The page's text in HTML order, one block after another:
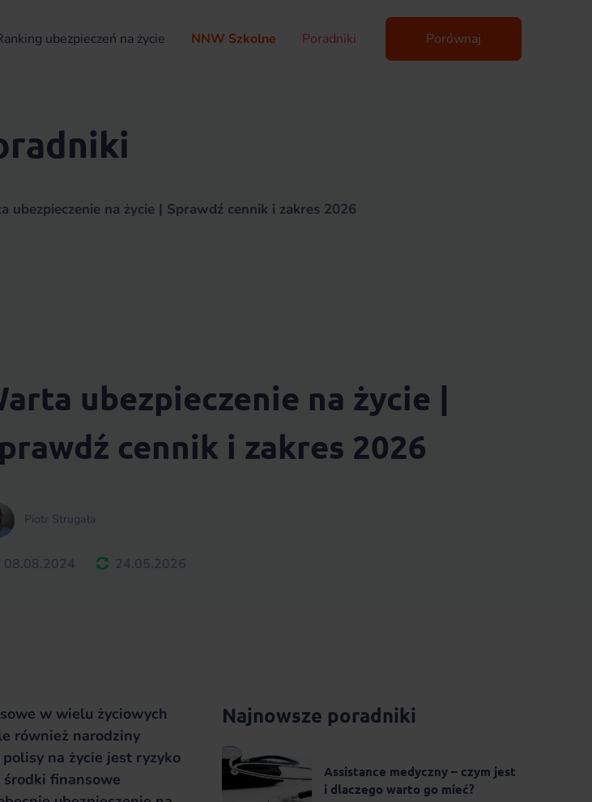
ubezpieczeń na życie NNW Szkolne Poradniki Porównaj
na życie | Sprawdź cennik i zakres 2026
ubezpieczenie na życie |
cennik i zakres 2026
Piotr Strugała
08.08.2024 24.05.2026
w wielu życiowych
również narodziny
na życie jest ryzyko
środki finansowe
Najnowsze poradniki
Assistance medyczny – czym jest
i dlaczego warto go mieć?